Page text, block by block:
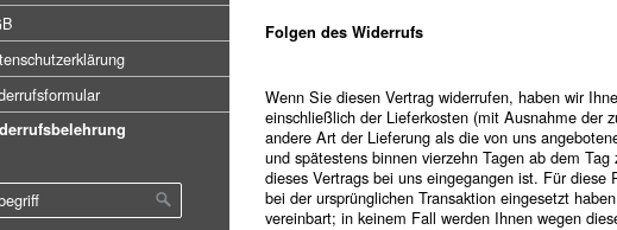
Folgen des Widerrufs
Wenn Sie diesen Vertrag widerrufen, haben wir
einschließlich der Lieferkosten (mit Ausnahme der
andere Art der Lieferung als die von uns
und spätestens binnen vierzehn Tagen ab dem
dieses Vertrags bei uns eingegangen ist. Für
bei der ursprünglichen Transaktion eingesetzt
vereinbart; in keinem Fall werden Ihnen wegen